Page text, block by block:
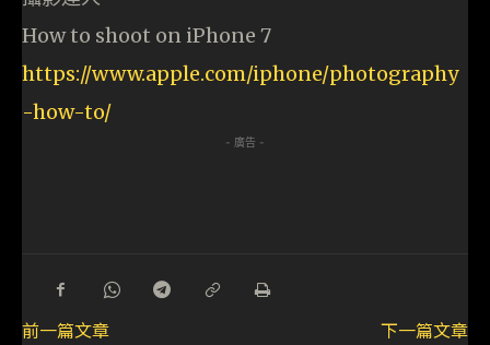
How to shoot on iPhone 7
https://www.apple.com/iphone/photography
-how-to/
- 廣告 -
前一篇文章
下一篇文章